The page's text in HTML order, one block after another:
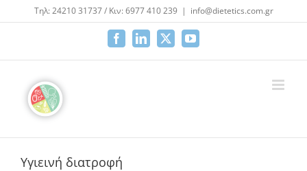
Μετάβαση
στο
Τηλ: 24210 31737 / Κιν: 6977 410 239 | info@dietetics.com.gr
FacebookLinkedIn
X YouTube
Υγιεινή διατροφή